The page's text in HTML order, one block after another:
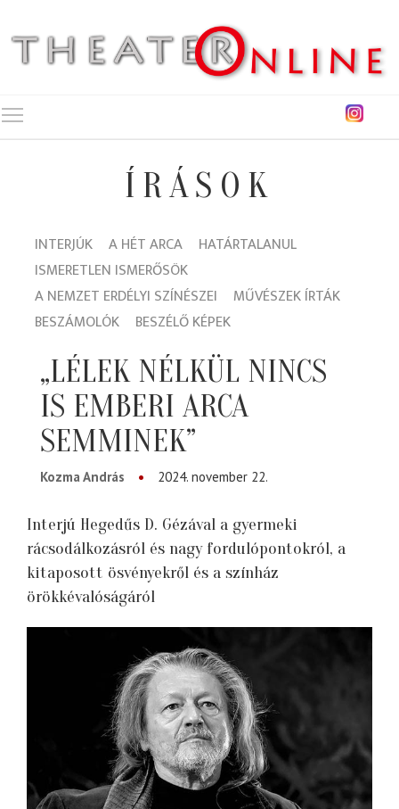
ÍRÁSOK
INTERJÚK A HÉT ARCA
HATÁRTALANUL
ISMERETLEN ISMERŐSÖK
A NEMZET ERDÉLYI SZÍNÉSZEI
MŰVÉSZEK ÍRTÁK
BESZÁMOLÓK
BESZÉLŐ KÉPEK
„LÉLEK NÉLKÜL NINCS
IS EMBERI ARCA
SEMMINEK”
Kozma András 2024. november 22.
Interjú Hegedűs D. Gézával a gyermeki
rácsodálkozásról és nagy fordulópontokról, a
kitaposott ösvényekről és a színház
örökkévalóságáról